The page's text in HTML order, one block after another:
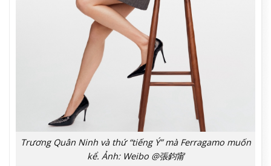
Trương Quân Ninh và thứ “tiếng Ý” mà Ferragamo muốn
kể. Ảnh: Weibo @張鈞甯